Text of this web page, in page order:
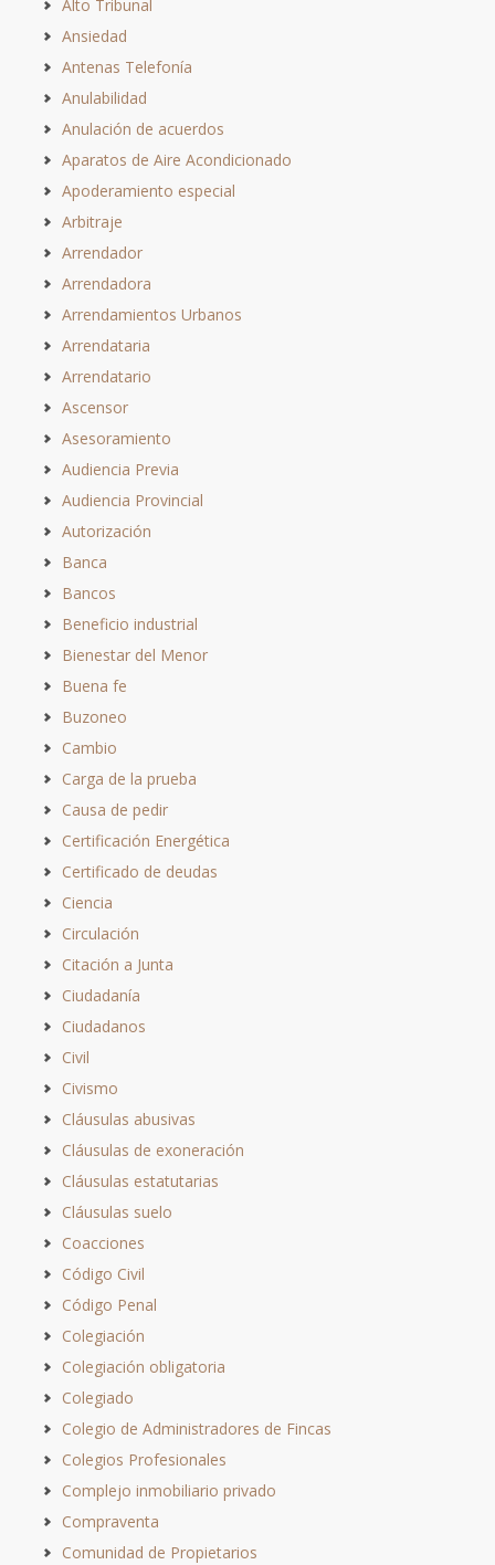
Alto Tribunal
Ansiedad
Antenas Telefonía
Anulabilidad
Anulación de acuerdos
Aparatos de Aire Acondicionado
Apoderamiento especial
Arbitraje
Arrendador
Arrendadora
Arrendamientos Urbanos
Arrendataria
Arrendatario
Ascensor
Asesoramiento
Audiencia Previa
Audiencia Provincial
Autorización
Banca
Bancos
Beneficio industrial
Bienestar del Menor
Buena fe
Buzoneo
Cambio
Carga de la prueba
Causa de pedir
Certificación Energética
Certificado de deudas
Ciencia
Circulación
Citación a Junta
Ciudadanía
Ciudadanos
Civil
Civismo
Cláusulas abusivas
Cláusulas de exoneración
Cláusulas estatutarias
Cláusulas suelo
Coacciones
Código Civil
Código Penal
Colegiación
Colegiación obligatoria
Colegiado
Colegio de Administradores de Fincas
Colegios Profesionales
Complejo inmobiliario privado
Compraventa
Comunidad de Propietarios